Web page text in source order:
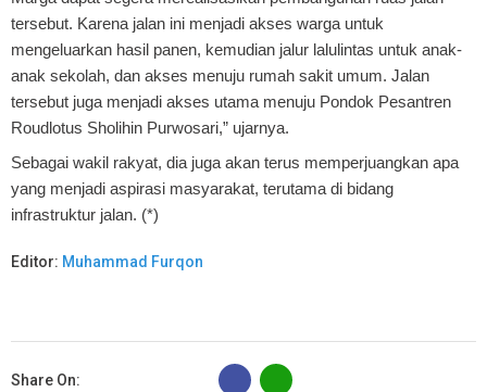
tersebut. Karena jalan ini menjadi akses warga untuk
mengeluarkan hasil panen, kemudian jalur lalulintas untuk anak-
anak sekolah, dan akses menuju rumah sakit umum. Jalan
tersebut juga menjadi akses utama menuju Pondok Pesantren
Roudlotus Sholihin Purwosari,” ujarnya.
Sebagai wakil rakyat, dia juga akan terus memperjuangkan apa
yang menjadi aspirasi masyarakat, terutama di bidang
infrastruktur jalan. (*)
Editor: Muhammad Furqon
Share On:
B